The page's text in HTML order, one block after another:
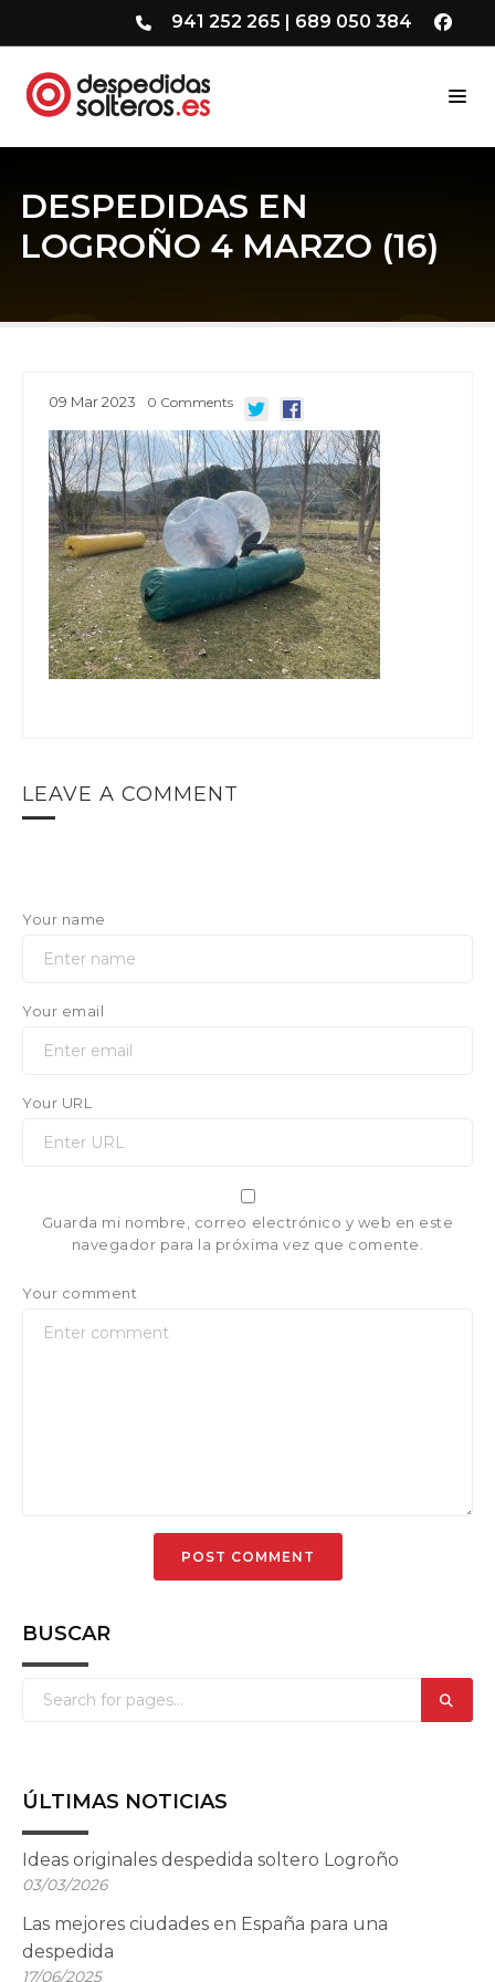
941 252 265 | 689 050 384
DESPEDIDAS EN
LOGROÑO 4 MARZO (16)
09 Mar2023 0 Comments
LEAVE A COMMENT
Your name
Your email
Your URL
Guarda mi nombre, correo electrónico y web en este
navegador para la próxima vez que comente.
Your comment
BUSCAR
ÚLTIMAS NOTICIAS
Ideas originales despedida soltero Logroño
03/03/2026
Las mejores ciudades en España para una
despedida
17/06/2025